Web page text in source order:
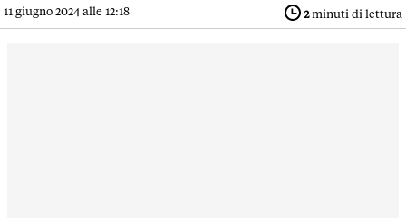
11 giugno 2024 alle 12:18 2minuti di lettura